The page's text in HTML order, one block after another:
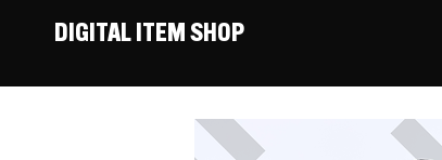
DIGITAL ITEM SHOP